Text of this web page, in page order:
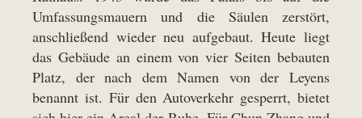
Umfassungsmauern und die Säulen zerstört,
anschließend wieder neu aufgebaut. Heute liegt
das Gebäude an einem von vier Seiten bebauten
Platz, der nach dem Namen von der Leyens
benannt ist. Für den Autoverkehr gesperrt, bietet